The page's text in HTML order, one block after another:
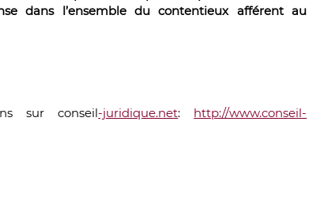
dans l’ensemble du contentieux afférent au
sur conseil-juridique.net: http://www.conseil-